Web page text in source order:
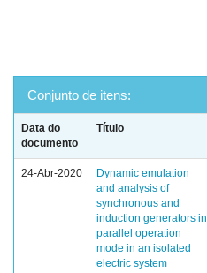
Conjunto de itens:
Data do
documento
Título
24-Abr-2020
Dynamic emulation
and analysis of
synchronous and
induction generators in
parallel operation
mode in an isolated
electric system